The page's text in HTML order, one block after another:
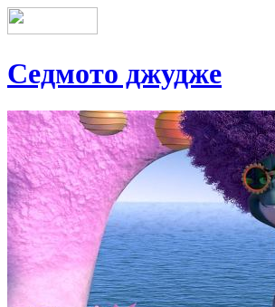
Седмото джудже